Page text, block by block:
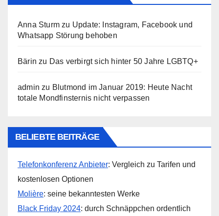
Anna Sturm zu Update: Instagram, Facebook und
Whatsapp Störung behoben
Bärin zu Das verbirgt sich hinter 50 Jahre LGBTQ+
admin zu Blutmond im Januar 2019: Heute Nacht
totale Mondfinsternis nicht verpassen
BELIEBTE BEITRÄGE
Telefonkonferenz Anbieter: Vergleich zu Tarifen und
kostenlosen Optionen
Molière: seine bekanntesten Werke
Black Friday 2024: durch Schnäppchen ordentlich